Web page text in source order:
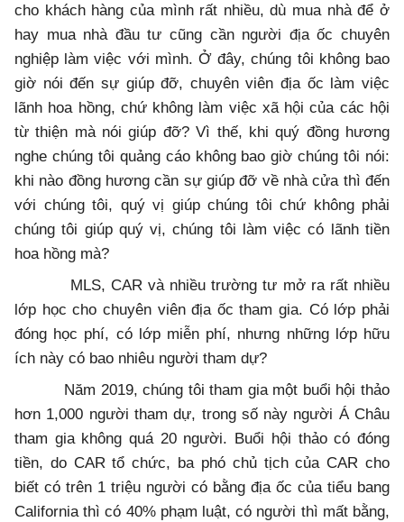
cho khách hàng của mình rất nhiều, dù mua nhà để ở
hay mua nhà đầu tư cũng cần người địa ốc chuyên
nghiệp làm việc với mình. Ở đây, chúng tôi không bao
giờ nói đến sự giúp đỡ, chuyên viên địa ốc làm việc
lãnh hoa hồng, chứ không làm việc xã hội của các hội
từ thiện mà nói giúp đỡ? Vì thế, khi quý đồng hương
nghe chúng tôi quảng cáo không bao giờ chúng tôi nói:
khi nào đồng hương cần sự giúp đỡ về nhà cửa thì đến
với chúng tôi, quý vị giúp chúng tôi chứ không phải
chúng tôi giúp quý vị, chúng tôi làm việc có lãnh tiền
hoa hồng mà?
MLS, CAR và nhiều trường tư mở ra rất nhiều
lớp học cho chuyên viên địa ốc tham gia. Có lớp phải
đóng học phí, có lớp miễn phí, nhưng những lớp hữu
ích này có bao nhiêu người tham dự?
Năm 2019, chúng tôi tham gia một buổi hội thảo
hơn 1,000 người tham dự, trong số này người Á Châu
tham gia không quá 20 người. Buổi hội thảo có đóng
tiền, do CAR tổ chức, ba phó chủ tịch của CAR cho
biết có trên 1 triệu người có bằng địa ốc của tiểu bang
California thì có 40% phạm luật, có người thì mất bằng,